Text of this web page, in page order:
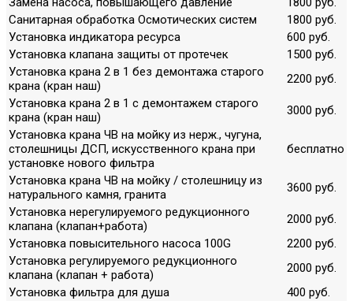
Санитарная обработка Осмотических систем
1800 руб.
Установка индикатора ресурса
600 руб.
Установка клапана защиты от протечек
1500 руб.
Установка крана 2 в 1 без демонтажа старого
крана (кран наш)
2200 руб.
Установка крана 2 в 1 с демонтажем старого
крана (кран наш)
3000 руб.
Установка крана ЧВ на мойку из нерж., чугуна,
столешницы ДСП, искусственного крана при
установке нового фильтра
бесплатно
Установка крана ЧВ на мойку / столешницу из
натурального камня, гранита
3600 руб.
Установка нерегулируемого редукционного
клапана (клапан+работа)
2000 руб.
Установка повысительного насоса 100G
2200 руб.
Установка регулируемого редукционного
клапана (клапан + работа)
2000 руб.
Установка фильтра для душа
400 руб.